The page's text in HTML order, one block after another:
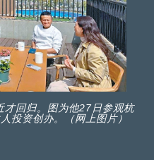
才回归。图为他27日参观杭
投资创办。（网上图片）